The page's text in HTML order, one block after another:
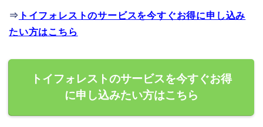
⇒ トイフォレストのサービスを今すぐお得に申し込み
たい方はこちら
トイフォレストのサービスを今すぐお得
に申し込みたい方はこちら